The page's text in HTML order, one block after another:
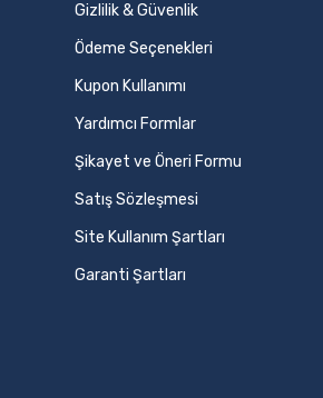
Gizlilik & Güvenlik
Ödeme Seçenekleri
Kupon Kullanımı
Yardımcı Formlar
Şikayet ve Öneri Formu
Satış Sözleşmesi
Site Kullanım Şartları
Garanti Şartları